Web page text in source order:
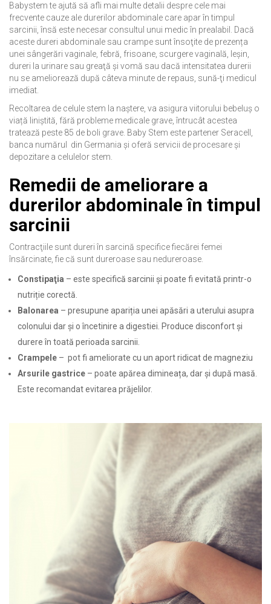
Babystem te ajută să afli mai multe detalii despre cele mai
frecvente cauze ale durerilor abdominale care apar în timpul
sarcinii, însă este necesar consultul unui medic în prealabil. Dacă
aceste dureri abdominale sau crampe sunt însoţite de prezența
unei sângerări vaginale, febră, frisoane, scurgere vaginală, leşin,
dureri la urinare sau greaţă şi vomă sau dacă intensitatea durerii
nu se ameliorează după câteva minute de repaus, sună-ţi medicul
imediat.
Recoltarea de celule stem la naștere, va asigura viitorului bebeluș o
viață liniștită, fără probleme medicale grave, întrucât acestea
tratează peste 85 de boli grave. Baby Stem este partener Seracell,
banca numărul din Germania și oferă servicii de procesare și
depozitare a celulelor stem.
Remedii de ameliorare a
durerilor abdominale în timpul
sarcinii
Contracţiile sunt dureri în sarcină specifice fiecărei femei
însărcinate, fie că sunt dureroase sau nedureroase.
Constipaţia – este specifică sarcinii și poate fi evitată printr-o
nutriție corectă.
Balonarea – presupune apariția unei apăsări a uterului asupra
colonului dar şi o încetinire a digestiei. Produce disconfort şi
durere în toată perioada sarcinii.
Crampele – pot fi ameliorate cu un aport ridicat de magneziu
Arsurile gastrice – poate apărea dimineața, dar și după masă.
Este recomandat evitarea prăjelilor.